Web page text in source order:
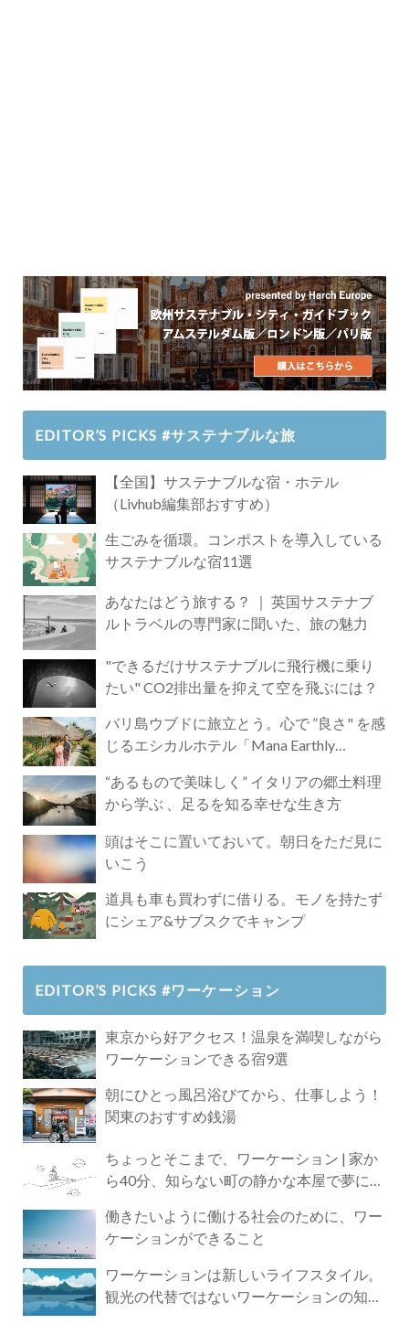
EDITOR’S PICKS #サステナブルな旅
【全国】サステナブルな宿・ホテル
（Livhub編集部おすすめ）
生ごみを循環。コンポストを導入している
サステナブルな宿11選
あなたはどう旅する？ ｜ 英国サステナブ
ルトラベルの専門家に聞いた、旅の魅力
"できるだけサステナブルに飛行機に乗り
たい" CO2排出量を抑えて空を飛ぶには？
バリ島ウブドに旅立とう。心で ”良さ" を感
じるエシカルホテル「Mana Earthly
“あるもので美味しく” イタリアの郷土料理
から学ぶ 、足るを知る幸せな生き方
頭はそこに置いておいて。朝日をただ見に
いこう
道具も車も買わずに借りる。モノを持たず
にシェア&サブスクでキャンプ
EDITOR’S PICKS #ワーケーション
東京から好アクセス！温泉を満喫しながら
ワーケーションできる宿9選
朝にひとっ風呂浴びてから、仕事しよう！
関東のおすすめ銭湯
ちょっとそこまで、ワーケーション | 家か
ら40分、知らない町の静かな本屋で夢に近
働きたいように働ける社会のために、ワー
ケーションができること
ワーケーションは新しいライフスタイル。
観光の代替ではないワーケーションの知ら